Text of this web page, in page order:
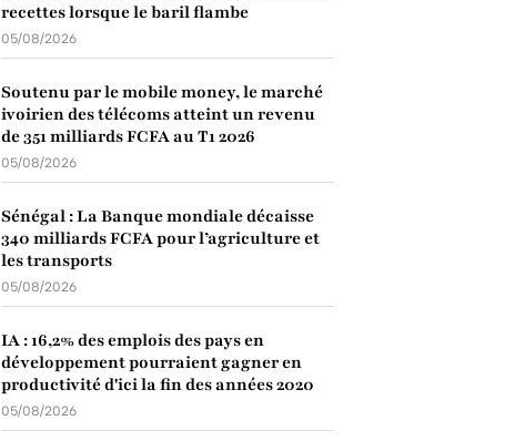
recettes lorsque le baril flambe
05/08/2026
Soutenu par le mobile money, le marché
ivoirien des télécoms atteint un revenu
de 351 milliards FCFA au T1 2026
05/08/2026
Sénégal : La Banque mondiale décaisse
340 milliards FCFA pour l’agriculture et
les transports
05/08/2026
IA : 16,2% des emplois des pays en
développement pourraient gagner en
productivité d'ici la fin des années 2020
05/08/2026